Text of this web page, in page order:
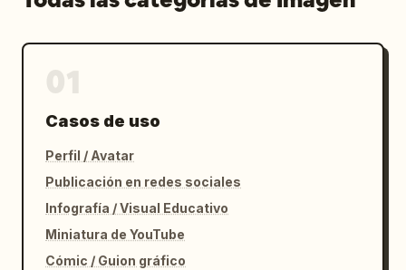
Casos de uso
Perfil / Avatar
Publicación en redes sociales
Infografía / Visual Educativo
Miniatura de YouTube
Cómic / Guion gráfico